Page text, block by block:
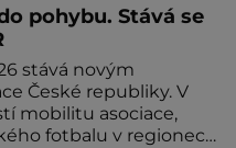
pohybu. Stává se
stává novým
České republiky. V
mobilitu asociace,
fotbalu v regionech.